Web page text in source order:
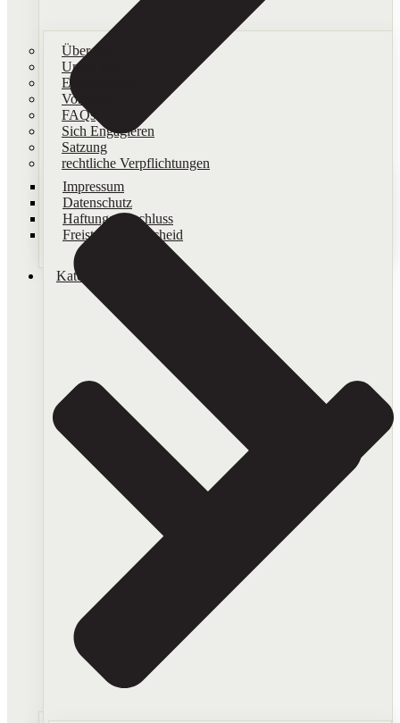
Impressum
Datenschutz
Haftungsausschluss
Freistellungsbescheid
Kategorien
Über uns
Unser Ziel
Engelsgarten
Vorstand
FAQs
Sich Engagieren
Satzung
rechtliche Verpflichtungen